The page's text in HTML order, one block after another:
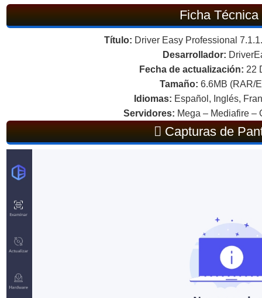
Ficha Técnica
Título: Driver Easy Professional
Desarrollador:
Fecha de actualización: 22
Tamaño: 6.6MB (RAR/
Idiomas: Español, Inglés,
Servidores: Mega – Mediafire –
Capturas de